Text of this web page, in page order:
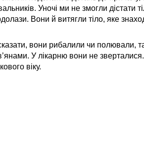
Уночі ми не змогли дістати
Вони й витягли тіло, яке
вони рибалили чи полювали,
У лікарню вони не
віку.